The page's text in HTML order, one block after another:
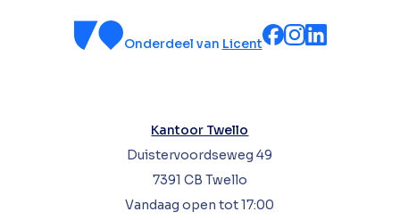
Onderdeel van Licent
Kantoor Twello
Duistervoordseweg 49
7391 CB Twello
Vandaag open tot 17:00